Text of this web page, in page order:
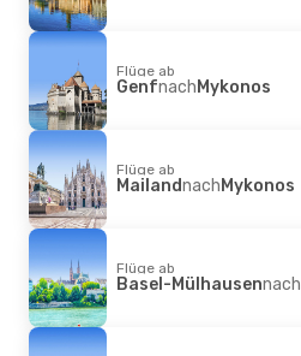
Flüge ab
GenfnachMykonos
Flüge ab
MailandnachMykonos
Flüge ab
Basel-Mülhausennach